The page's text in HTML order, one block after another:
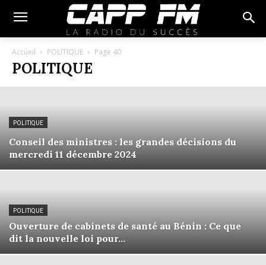
Accueil POLITIQUE Page 40
POLITIQUE
POLITIQUE
Conseil des ministres : les grandes décisions du
mercredi 11 décembre 2024
POLITIQUE
Ouverture de cabinets de santé au Bénin : Ce que
dit la nouvelle loi pour...